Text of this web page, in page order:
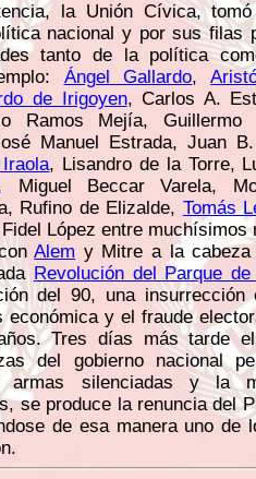
la Unión Cívica,
nacional y por sus filas
tanto de la política
Ángel Gallardo,
de Irigoyen, Carlos A.
Ramos Mejía, Guillermo
Manuel Estrada, Juan
, Lisandro de la Torre,
Miguel Beccar Varela,
Rufino de Elizalde, Tomás
López entre muchísimos
Alem y Mitre a la
Revolución del Parque
del 90, una insurrección
y el fraude
Tres días más tarde
del gobierno nacional
armas silenciadas y la
se produce la renuncia del
de esa manera uno de